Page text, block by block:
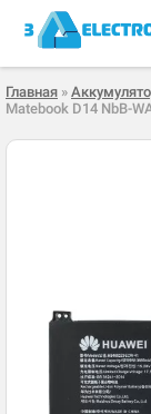
Главная »
Matebook D14 NbB-